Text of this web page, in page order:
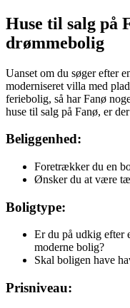
Huse til salg på
drømmebolig
Uanset om du søger efter
moderniseret villa med
feriebolig, så har Fanø
huse til salg på Fanø, er
Beliggenhed:
Foretrækker du en
Ønsker du at være
Boligtype:
Er du på udkig efter
moderne bolig?
Skal boligen have
Prisniveau: